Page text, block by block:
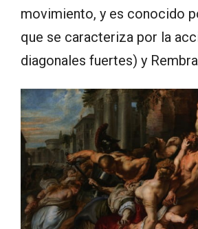
movimiento, y es conocido
que se caracteriza por la
diagonales fuertes) y